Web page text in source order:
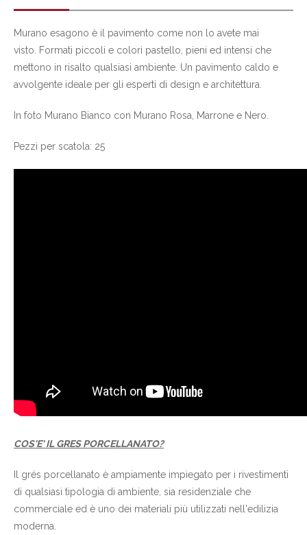
Murano esagono è il pavimento come non lo avete mai
visto. Formati piccoli e colori pastello, pieni ed intensi che
mettono in risalto qualsiasi ambiente. Un pavimento caldo e
avvolgente ideale per gli esperti di design e architettura.
In foto Murano Bianco con Murano Rosa, Marrone e Nero.
Pezzi per scatola: 25
COS'E' IL GRES PORCELLANATO?
Il grés porcellanato è ampiamente impiegato per i rivestimenti
di qualsiasi tipologia di ambiente, sia residenziale che
commerciale ed è uno dei materiali più utilizzati nell'edilizia
moderna.